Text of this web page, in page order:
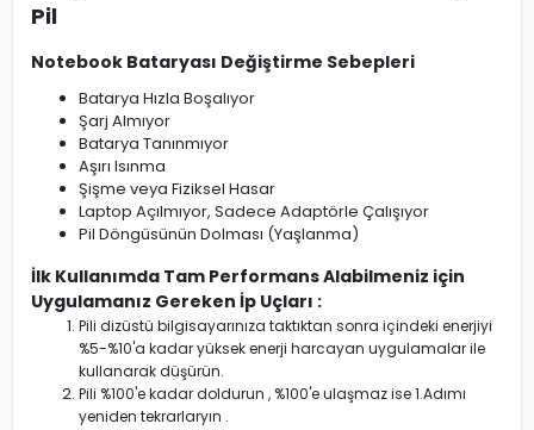
Pil
Notebook Bataryası Değiştirme Sebepleri
Batarya Hızla Boşalıyor
Şarj Almıyor
Batarya Tanınmıyor
Aşırı Isınma
Şişme veya Fiziksel Hasar
Laptop Açılmıyor, Sadece Adaptörle Çalışıyor
Pil Döngüsünün Dolması (Yaşlanma)
İlk Kullanımda Tam Performans Alabilmeniz için
Uygulamanız Gereken İp Uçları :
Pili dizüstü bilgisayarınıza taktıktan sonra içindeki enerjiyi
%5-%10'a kadar yüksek enerji harcayan uygulamalar ile
kullanarak düşürün.
Pili %100'e kadar doldurun , %100'e ulaşmaz ise 1.Adımı
yeniden tekrarlaryın .